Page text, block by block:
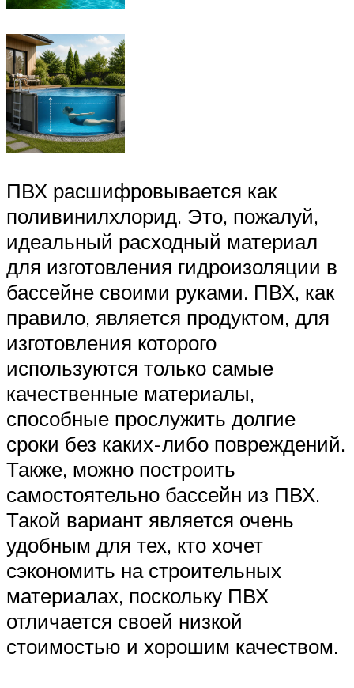
ПВХ расшифровывается как
поливинилхлорид. Это, пожалуй,
идеальный расходный материал
для изготовления гидроизоляции в
бассейне своими руками. ПВХ, как
правило, является продуктом, для
изготовления которого
используются только самые
качественные материалы,
способные прослужить долгие
сроки без каких-либо повреждений.
Также, можно построить
самостоятельно бассейн из ПВХ.
Такой вариант является очень
удобным для тех, кто хочет
сэкономить на строительных
материалах, поскольку ПВХ
отличается своей низкой
стоимостью и хорошим качеством.